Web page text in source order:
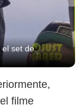
set de
filme